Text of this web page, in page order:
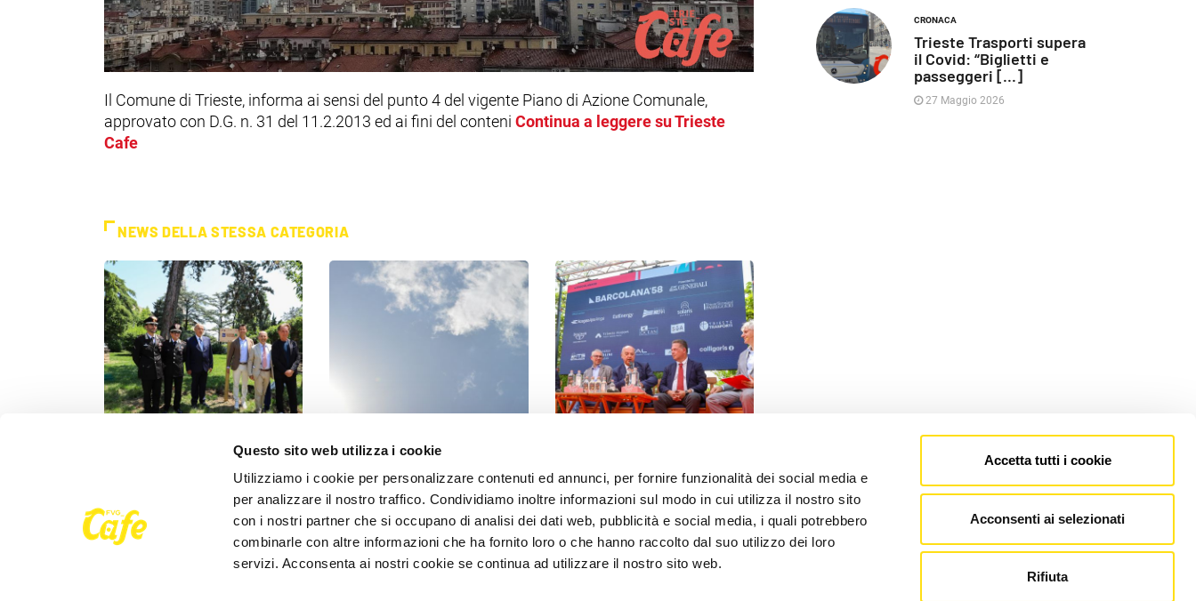
Questo sito web utilizza i cookie
Utilizziamo i cookie per personalizzare contenuti ed annunci, per fornire funzionalità dei social media e
per analizzare il nostro traffico. Condividiamo inoltre informazioni sul modo in cui utilizza il nostro sito
con i nostri partner che si occupano di analisi dei dati web, pubblicità e social media, i quali potrebbero
combinarle con altre informazioni che ha fornito loro o che hanno raccolto dal suo utilizzo dei loro
servizi. Acconsenta ai nostri cookie se continua ad utilizzare il nostro sito web.
Accetta tutti i cookie
Acconsenti ai selezionati
Rifiuta
Il Comune di Trieste, informa ai sensi del punto 4 del vigente Piano di Azione Comunale,
approvato con D.G. n. 31 del 11.2.2013 ed ai fini del conteni Continua a leggere su Trieste
Cafe
NEWS DELLA STESSA CATEGORIA
"Rai coltiva il futuro", messi a
dimora nuovi alberi in Piazzale
Rosmini
Lieve superamento dei valori
di ozono fino al 30 maggio: le
direttive sanitarie [...]
Presentata la 58ª Barcolana,
Dipiazza: “La Barcolana è
motivo di orgoglio [...]
CRONACA
Trieste Trasporti supera
il Covid: “Biglietti e
passeggeri [...]
27 Maggio 2026